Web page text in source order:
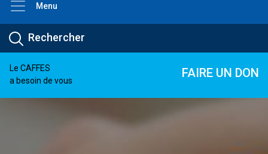
Menu
Le CAFFES
a besoin de vous
FAIRE UN DON